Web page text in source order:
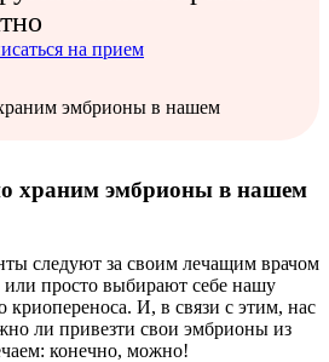
на прием
храним эмбрионы в нашем
следуют за своим лечащим врачом
просто выбирают себе нашу
криопереноса. И, в связи с этим, нас
ли привезти свои эмбрионы из
конечно, можно!